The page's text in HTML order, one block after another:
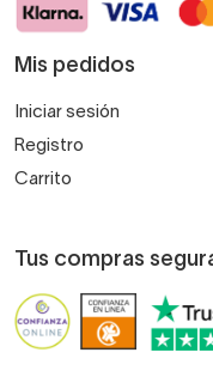
Mis pedidos
Iniciar sesión
Registro
Carrito
Tus compras